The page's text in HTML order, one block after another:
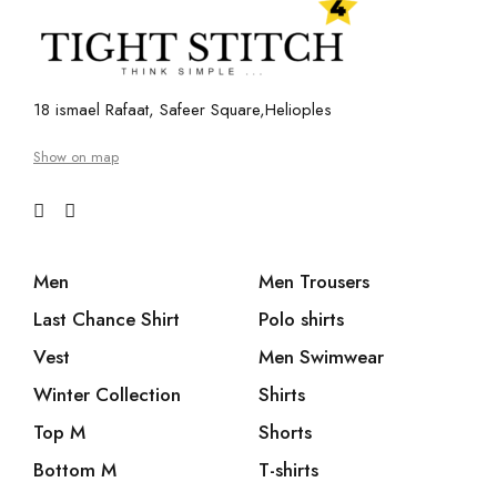
18 ismael Rafaat, Safeer Square,Helioples
Show on map
Men
Last Chance Shirt
Vest
Winter Collection
Top M
Bottom M
Men Trousers
Polo shirts
Men Swimwear
Shirts
Shorts
T-shirts